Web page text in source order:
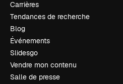
Carrières
Tendances de recherche
Blog
Événements
Slidesgo
Vendre mon contenu
Salle de presse